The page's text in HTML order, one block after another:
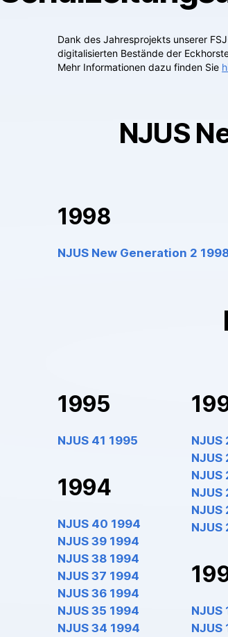
Dank des Jahresprojekts unserer
digitalisierten Bestände der
Mehr Informationen dazu finden Sie
NJUS
1998
NJUS New Generation 2
1995
NJUS 41 1995
1994
NJUS 40 1994
NJUS 39 1994
NJUS 38 1994
NJUS 37 1994
NJUS 36 1994
NJUS 35 1994
NJUS 34 1994
NJUS
NJUS
NJUS
NJUS
NJUS
NJUS
NJUS
NJUS